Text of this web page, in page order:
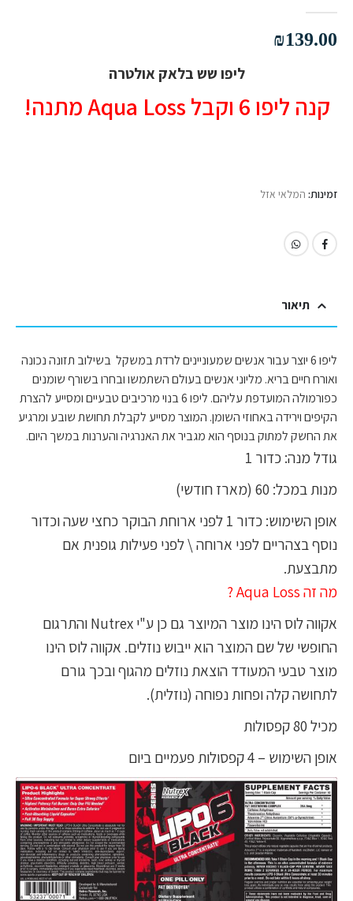
₪139.00
ליפו שש בלאק אולטרה
קנה ליפו 6 וקבל Aqua Loss מתנה!
זמינות: המלאי אזל
תיאור
ליפו 6 יוצר עבור אנשים שמעוניינים לרדת במשקל בשילוב תזונה נכונה
ואורח חיים בריא. מליוני אנשים בעולם השתמשו ובחרו בשורף שומנים
כפורמולה המועדפת עליהם. ליפו 6 בנוי מרכיבים טבעיים ומסייע להצרת
הקיפים וירידה באחוזי השומן. המוצר מסייע לקבלת תחושת שובע ומרגיע
את החשק למתוק בנוסף הוא מגביר את האנרגיה והערנות במשך היום.​
גודל מנה: כדור 1
מנות במכל: 60 (מארז חודשי)
אופן השימוש: כדור 1 לפני ארוחת הבוקר כחצי שעה וכדור
נוסף בצהריים לפני ארוחה \ לפני פעילות גופנית אם
מתבצעת.
מה זה Aqua Loss ?
אקווה לוס הינו מוצר המיוצר גם כן ע"י Nutrex והתרגום
החופשי של שם המוצר הוא ייבוש נוזלים. אקווה לוס הינו
מוצר טבעי המעודד הוצאת נוזלים מהגוף ובכך גורם
לתחושה קלה ופחות נפוחה (נוזלית).
מכיל 80 קפסולות
אופן השימוש – 4 קפסולות פעמיים ביום